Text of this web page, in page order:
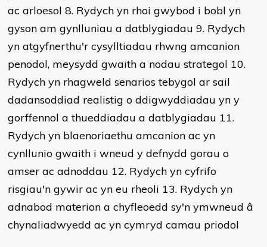
ac arloesol 8. Rydych yn rhoi gwybod i bobl yn
gyson am gynlluniau a datblygiadau 9. Rydych
yn atgyfnerthu'r cysylltiadau rhwng amcanion
penodol, meysydd gwaith a nodau strategol 10.
Rydych yn rhagweld senarios tebygol ar sail
dadansoddiad realistig o ddigwyddiadau yn y
gorffennol a thueddiadau a datblygiadau 11.
Rydych yn blaenoriaethu amcanion ac yn
cynllunio gwaith i wneud y defnydd gorau o
amser ac adnoddau 12. Rydych yn cyfrifo
risgiau'n gywir ac yn eu rheoli 13. Rydych yn
adnabod materion a chyfleoedd sy'n ymwneud â
chynaliadwyedd ac yn cymryd camau priodol